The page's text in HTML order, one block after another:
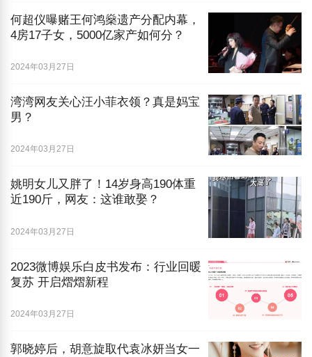
何超仪曝赌王何鸿燊遗产分配内幕，
4房17子女，5000亿家产如何分？
2024年03月27日
湾湾网友关心汪小菲衣领？真是妈宝
男？
2024年03月27日
姚明女儿又胖了！14岁身高190体重
近190斤，网友：这谁敢娶？
2024年03月27日
2023微博娱乐白皮书发布：行业回暖
复苏 开启熠熠新程
2024年03月27日
郭晓婷后，胡意旋取代袁冰妍当女一